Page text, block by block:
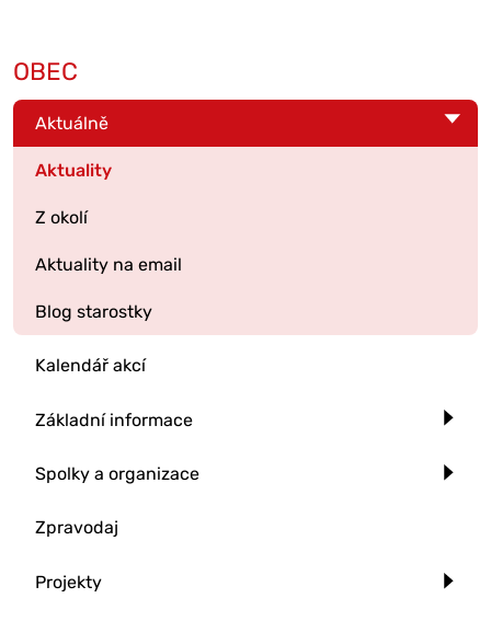
OBEC
Aktuálně
Aktuality
Z okolí
Aktuality na email
Blog starostky
Kalendář akcí
Základní informace
Spolky a organizace
Zpravodaj
Projekty